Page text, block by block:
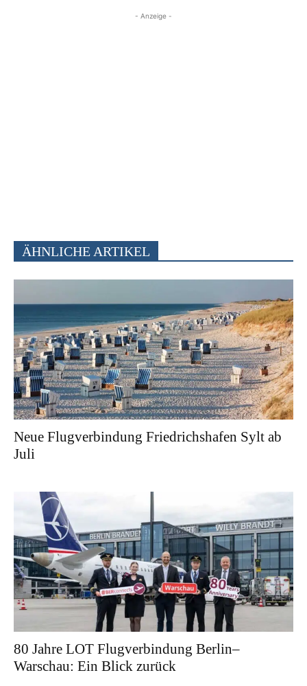
- Anzeige -
ÄHNLICHE ARTIKEL
Neue Flugverbindung Friedrichshafen Sylt ab
Juli
80 Jahre LOT Flugverbindung Berlin–
Warschau: Ein Blick zurück